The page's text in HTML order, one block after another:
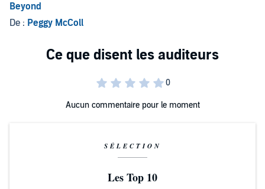
Beyond
De : Peggy McColl
Aucun commentaire pour le moment
SÉLECTION
Les Top 10